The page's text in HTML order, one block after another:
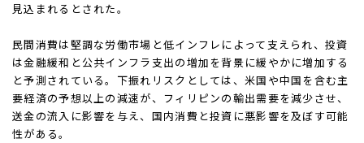
見込まれるとされた。
民間消費は堅調な労働市場と低インフレによって支えられ、投資
は金融緩和と公共インフラ支出の増加を背景に緩やかに増加する
と予測されている。下振れリスクとしては、米国や中国を含む主
要経済の予想以上の減速が、フィリピンの輸出需要を減少させ、
送金の流入に影響を与え、国内消費と投資に悪影響を及ぼす可能
性がある。